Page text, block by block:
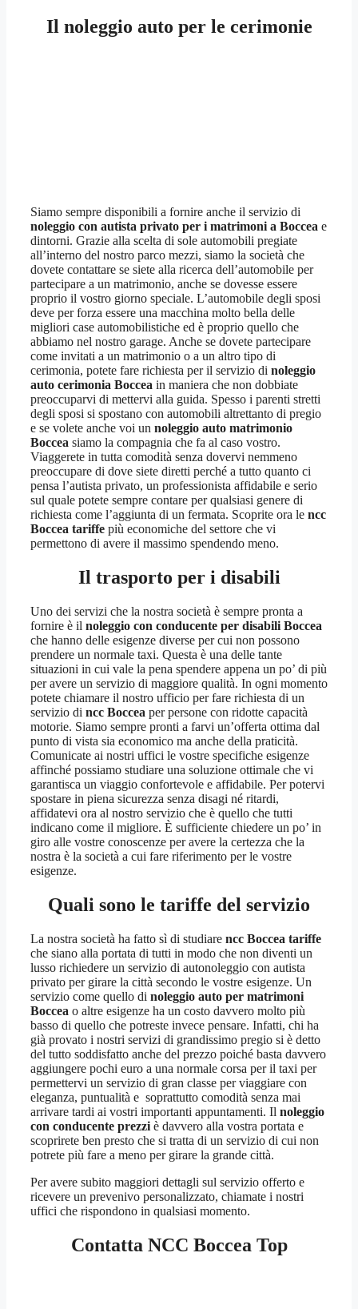
Il noleggio auto per le cerimonie
Siamo sempre disponibili a fornire anche il servizio di
noleggio con autista privato per i matrimoni a Boccea e
dintorni. Grazie alla scelta di sole automobili pregiate
all’interno del nostro parco mezzi, siamo la società che
dovete contattare se siete alla ricerca dell’automobile per
partecipare a un matrimonio, anche se dovesse essere
proprio il vostro giorno speciale. L’automobile degli sposi
deve per forza essere una macchina molto bella delle
migliori case automobilistiche ed è proprio quello che
abbiamo nel nostro garage. Anche se dovete partecipare
come invitati a un matrimonio o a un altro tipo di
cerimonia, potete fare richiesta per il servizio di noleggio
auto cerimonia Boccea in maniera che non dobbiate
preoccuparvi di mettervi alla guida. Spesso i parenti stretti
degli sposi si spostano con automobili altrettanto di pregio
e se volete anche voi un noleggio auto matrimonio
Boccea siamo la compagnia che fa al caso vostro.
Viaggerete in tutta comodità senza dovervi nemmeno
preoccupare di dove siete diretti perché a tutto quanto ci
pensa l’autista privato, un professionista affidabile e serio
sul quale potete sempre contare per qualsiasi genere di
richiesta come l’aggiunta di un fermata. Scoprite ora le ncc
Boccea tariffe più economiche del settore che vi
permettono di avere il massimo spendendo meno.
Il trasporto per i disabili
Uno dei servizi che la nostra società è sempre pronta a
fornire è il noleggio con conducente per disabili Boccea
che hanno delle esigenze diverse per cui non possono
prendere un normale taxi. Questa è una delle tante
situazioni in cui vale la pena spendere appena un po’ di più
per avere un servizio di maggiore qualità. In ogni momento
potete chiamare il nostro ufficio per fare richiesta di un
servizio di ncc Boccea per persone con ridotte capacità
motorie. Siamo sempre pronti a farvi un’offerta ottima dal
punto di vista sia economico ma anche della praticità.
Comunicate ai nostri uffici le vostre specifiche esigenze
affinché possiamo studiare una soluzione ottimale che vi
garantisca un viaggio confortevole e affidabile. Per potervi
spostare in piena sicurezza senza disagi né ritardi,
affidatevi ora al nostro servizio che è quello che tutti
indicano come il migliore. È sufficiente chiedere un po’ in
giro alle vostre conoscenze per avere la certezza che la
nostra è la società a cui fare riferimento per le vostre
esigenze.
Quali sono le tariffe del servizio
La nostra società ha fatto sì di studiare ncc Boccea tariffe
che siano alla portata di tutti in modo che non diventi un
lusso richiedere un servizio di autonoleggio con autista
privato per girare la città secondo le vostre esigenze. Un
servizio come quello di noleggio auto per matrimoni
Boccea o altre esigenze ha un costo davvero molto più
basso di quello che potreste invece pensare. Infatti, chi ha
già provato i nostri servizi di grandissimo pregio si è detto
del tutto soddisfatto anche del prezzo poiché basta davvero
aggiungere pochi euro a una normale corsa per il taxi per
permettervi un servizio di gran classe per viaggiare con
eleganza, puntualità e soprattutto comodità senza mai
arrivare tardi ai vostri importanti appuntamenti. Il noleggio
con conducente prezzi è davvero alla vostra portata e
scoprirete ben presto che si tratta di un servizio di cui non
potrete più fare a meno per girare la grande città.
Per avere subito maggiori dettagli sul servizio offerto e
ricevere un prevenivo personalizzato, chiamate i nostri
uffici che rispondono in qualsiasi momento.
Contatta NCC Boccea Top